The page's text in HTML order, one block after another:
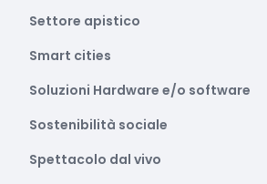
Settore apistico
Smart cities
Soluzioni Hardware e/o software
Sostenibilità sociale
Spettacolo dal vivo